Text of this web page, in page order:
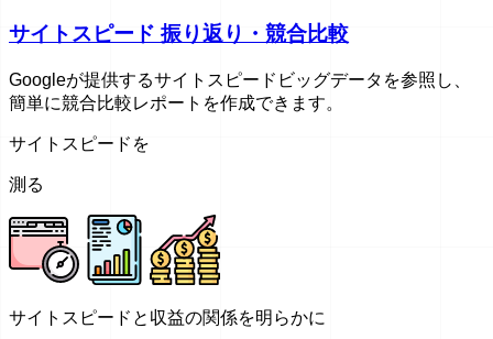
サイトスピード 振り返り・競合比較
Googleが提供するサイトスピードビッグデータを参照し、
簡単に競合比較レポートを作成できます。
サイトスピードを
測る
サイトスピードと収益の関係を明らかに